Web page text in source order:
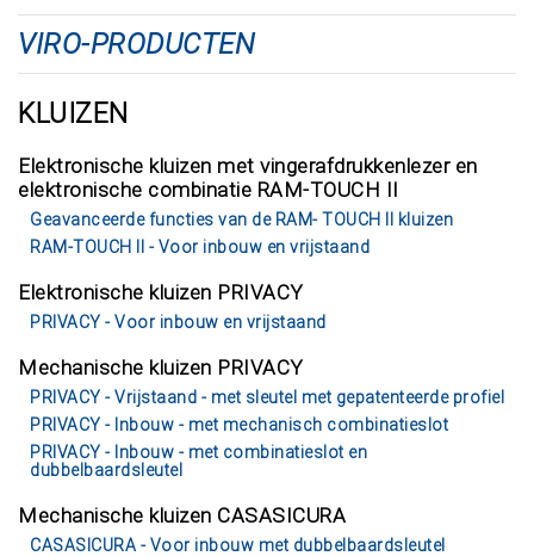
VIRO-PRODUCTEN
KLUIZEN
Elektronische kluizen met vingerafdrukkenlezer en
elektronische combinatie RAM-TOUCH II
Geavanceerde functies van de RAM- TOUCH II kluizen
RAM-TOUCH II - Voor inbouw en vrijstaand
Elektronische kluizen PRIVACY
PRIVACY - Voor inbouw en vrijstaand
Mechanische kluizen PRIVACY
PRIVACY - Vrijstaand - met sleutel met gepatenteerde profiel
PRIVACY - Inbouw - met mechanisch combinatieslot
PRIVACY - Inbouw - met combinatieslot en
dubbelbaardsleutel
Mechanische kluizen CASASICURA
CASASICURA - Voor inbouw met dubbelbaardsleutel